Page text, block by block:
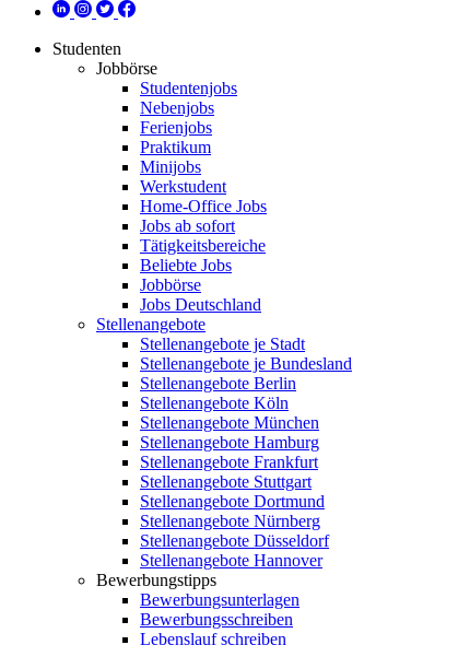
Studenten
Jobbörse
Studentenjobs
Nebenjobs
Ferienjobs
Praktikum
Minijobs
Werkstudent
Home-Office Jobs
Jobs ab sofort
Tätigkeitsbereiche
Beliebte Jobs
Jobbörse
Jobs Deutschland
Stellenangebote
Stellenangebote je Stadt
Stellenangebote je Bundesland
Stellenangebote Berlin
Stellenangebote Köln
Stellenangebote München
Stellenangebote Hamburg
Stellenangebote Frankfurt
Stellenangebote Stuttgart
Stellenangebote Dortmund
Stellenangebote Nürnberg
Stellenangebote Düsseldorf
Stellenangebote Hannover
Bewerbungstipps
Bewerbungsunterlagen
Bewerbungsschreiben
Lebenslauf schreiben